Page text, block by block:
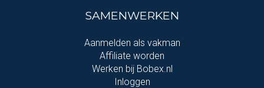
SAMENWERKEN
Aanmelden als vakman
Affiliate worden
Werken bij Bobex.nl
Inloggen